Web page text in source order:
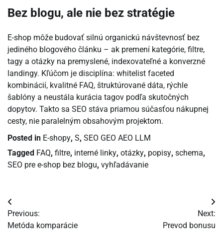
Bez blogu, ale nie bez stratégie
E-shop môže budovať silnú organickú návštevnosť bez
jediného blogového článku – ak premení kategórie, filtre,
tagy a otázky na premyslené, indexovateľné a konverzné
landingy. Kľúčom je disciplína: whitelist faceted
kombinácií, kvalitné FAQ, štruktúrované dáta, rýchle
šablóny a neustála kurácia tagov podľa skutočných
dopytov. Takto sa SEO stáva priamou súčasťou nákupnej
cesty, nie paralelným obsahovým projektom.
Posted in E-shopy, S, SEO GEO AEO LLM
Tagged FAQ, filtre, interné linky, otázky, popisy, schema,
SEO pre e-shop bez blogu, vyhľadávanie
Navigácia
v
Previous:
Metóda komparácie
Next:
Prevod bonusu